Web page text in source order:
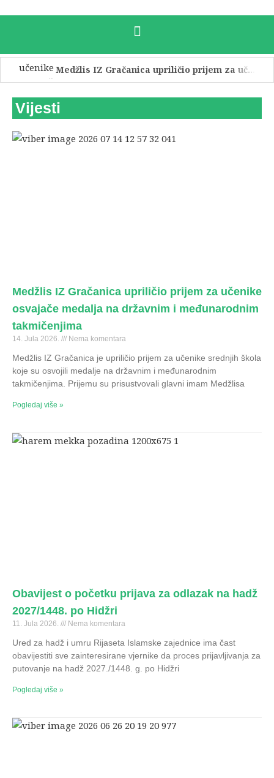
Medžlis IZ Gračanica upriličio prijem za učenike osvajače medalja na državnim i međunarodnim takmičenjima
Vijesti
Medžlis IZ Gračanica upriličio prijem za učenike
osvajače medalja na državnim i međunarodnim
takmičenjima
14. Jula 2026. Nema komentara
Medžlis IZ Gračanica je upriličio prijem za učenike srednjih škola
koje su osvojili medalje na državnim i međunarodnim
takmičenjima. Prijemu su prisustvovali glavni imam Medžlisa
Pogledaj više »
Obavijest o početku prijava za odlazak na hadž
2027/1448. po Hidžri
11. Jula 2026. Nema komentara
Ured za hadž i umru Rijaseta Islamske zajednice ima čast
obavijestiti sve zainteresirane vjernike da proces prijavljivanja za
putovanje na hadž 2027./1448. g. po Hidžri
Pogledaj više »